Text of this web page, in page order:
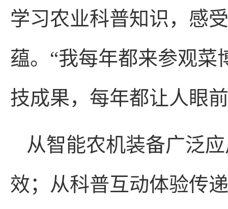
学习农业科普知识，感
蕴。“我每年都来参观
技成果，每年都让人眼
从智能农机装备广泛
效；从科普互动体验传